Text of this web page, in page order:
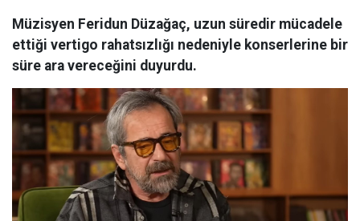
Müzisyen Feridun Düzağaç, uzun süredir mücadele
ettiği vertigo rahatsızlığı nedeniyle konserlerine bir
süre ara vereceğini duyurdu.